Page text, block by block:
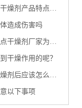
品特点和应用领域
造成伤害吗
剂厂家为您解读
干燥作用的呢？
该怎么进行急救？
以下事项